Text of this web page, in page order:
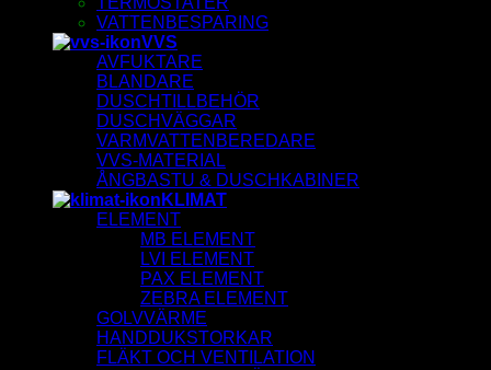
VATTENBESPARING
VVS
AVFUKTARE
BLANDARE
DUSCHTILLBEHÖR
DUSCHVÄGGAR
VARMVATTENBEREDARE
VVS-MATERIAL
ÅNGBASTU & DUSCHKABINER
KLIMAT
ELEMENT
MB ELEMENT
LVI ELEMENT
PAX ELEMENT
ZEBRA ELEMENT
GOLVVÄRME
HANDDUKSTORKAR
FLÄKT OCH VENTILATION